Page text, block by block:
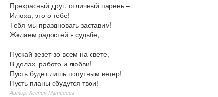
Прекрасный друг, отличный парень –
Илюха, это о тебе!
Тебя мы праздновать заставим!
Желаем радостей в судьбе,
Пускай везет во всем на свете,
В делах, работе и любви!
Пусть будет лишь попутным ветер!
Пусть планы сбудутся твои!
Автор: Ксения Матвеева